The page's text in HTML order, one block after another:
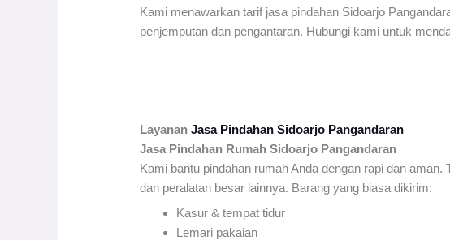
Kami menawarkan tarif jasa pindahan Sidoarjo
penjemputan dan pengantaran. Hubungi kami untuk
LayananJasa Pindahan Sidoarjo Pangandaran
Jasa Pindahan Rumah Sidoarjo Pangandaran
Kami bantu pindahan rumah Anda dengan rapi dan
dan peralatan besar lainnya. Barang yang biasa dikirim:
Kasur & tempat tidur
Lemari pakaian